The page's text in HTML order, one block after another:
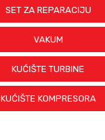
SET ZA REPARACIJU
VAKUM
KUĆIŠTE TURBINE
KUĆIŠTE KOMPRESORA